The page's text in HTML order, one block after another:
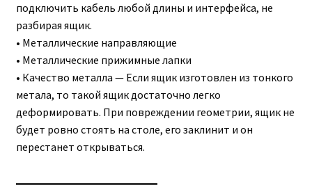
подключить кабель любой длины и интерфейса, не
разбирая ящик.
• Металлические направляющие
• Металлические прижимные лапки
• Качество металла — Если ящик изготовлен из тонкого
метала, то такой ящик достаточно легко
деформировать. При повреждении геометрии, ящик не
будет ровно стоять на столе, его заклинит и он
перестанет открываться.